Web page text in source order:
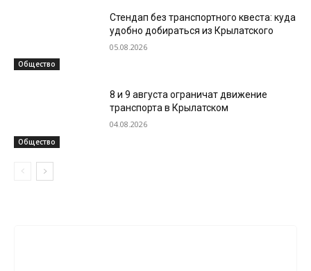
Общество
Стендап без транспортного квеста: куда
удобно добираться из Крылатского
05.08.2026
Общество
8 и 9 августа ограничат движение
транспорта в Крылатском
04.08.2026